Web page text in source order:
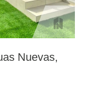
Nuevas,